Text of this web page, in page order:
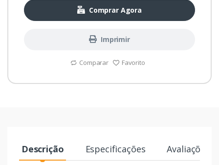
Comprar Agora
Imprimir
Comparar Favorito
Descrição Especificações Avaliações